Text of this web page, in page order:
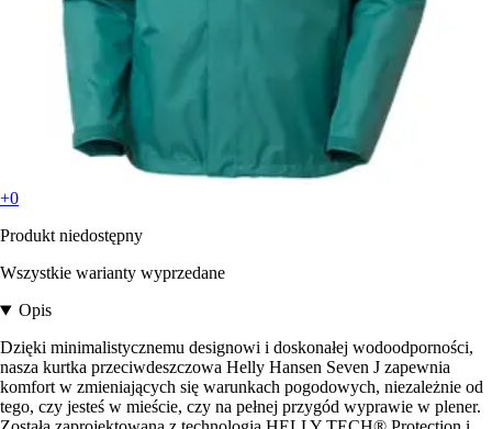
+0
Produkt niedostępny
Wszystkie warianty wyprzedane
Opis
Dzięki minimalistycznemu designowi i doskonałej wodoodporności,
nasza kurtka przeciwdeszczowa Helly Hansen Seven J zapewnia
komfort w zmieniających się warunkach pogodowych, niezależnie od
tego, czy jesteś w mieście, czy na pełnej przygód wyprawie w plener.